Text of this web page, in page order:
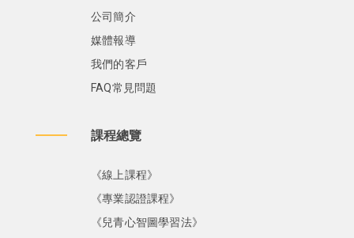
公司簡介
媒體報導
我們的客戶
FAQ常見問題
課程總覽
《線上課程》
《專業認證課程》
《兒青心智圖學習法》